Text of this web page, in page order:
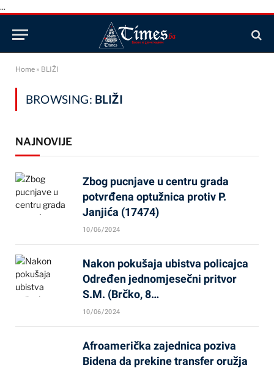
...
Home » BLIŽI
BROWSING: BLIŽI
NAJNOVIJE
Zbog pucnjave u centru grada
potvrđena optužnica protiv P.
Janjića (17474)
10/06/2024
Nakon pokušaja ubistva policajca
Određen jednomjesečni pritvor
S.M. (Brčko, 8…
10/06/2024
Afroamerička zajednica poziva
Bidena da prekine transfer oružja